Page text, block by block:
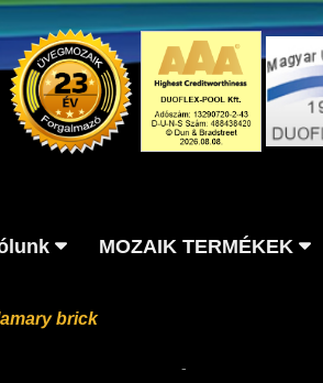
MOZAIK TERMÉKEK
brick
-